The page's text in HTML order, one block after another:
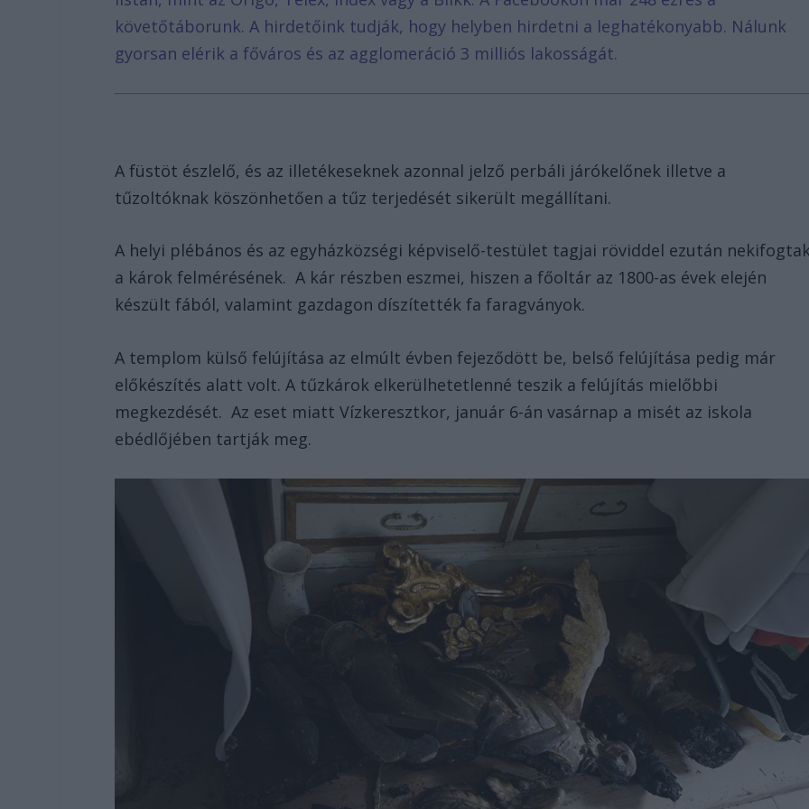
követőtáborunk. A hirdetőink tudják, hogy helyben hirdetni a leghatékonyabb. Nálunk
gyorsan elérik a főváros és az agglomeráció 3 milliós lakosságát.
A füstöt észlelő, és az illetékeseknek azonnal jelző perbáli járókelőnek illetve a
tűzoltóknak köszönhetően a tűz terjedését sikerült megállítani.
A helyi plébános és az egyházközségi képviselő-testület tagjai röviddel ezután
a károk felmérésének. A kár részben eszmei, hiszen a főoltár az 1800-as évek elején
készült fából, valamint gazdagon díszítették fa faragványok.
A templom külső felújítása az elmúlt évben fejeződött be, belső felújítása pedig már
előkészítés alatt volt. A tűzkárok elkerülhetetlenné teszik a felújítás mielőbbi
megkezdését. Az eset miatt Vízkeresztkor, január 6-án vasárnap a misét az iskola
ebédlőjében tartják meg.